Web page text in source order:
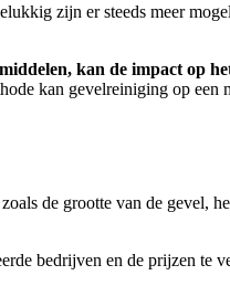
zijn er steeds meer
kan de impact op
kan gevelreiniging op
de grootte van de gevel,
bedrijven en de prijzen te